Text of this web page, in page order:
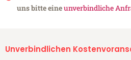
uns bitte eineunverbindliche
Unverbindlichen